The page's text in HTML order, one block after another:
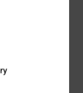
pesca in
la massima